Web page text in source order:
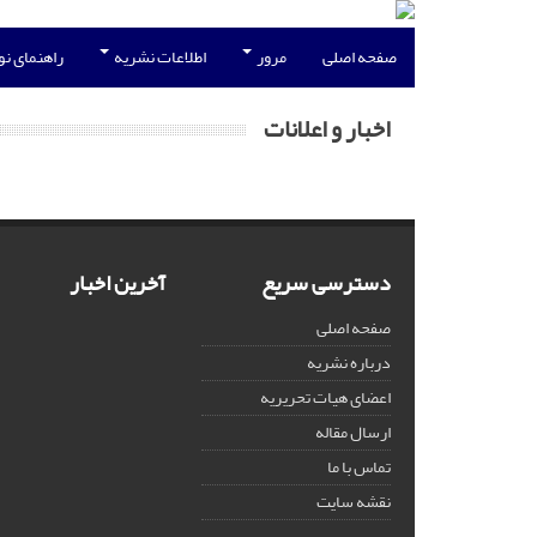
صفحه اصلی مرور اطلاعات نشریه راهنمای
اخبار و اعلانات
دسترسی سریع
صفحه اصلی
درباره نشریه
اعضای هیات تحریریه
ارسال مقاله
تماس با ما
نقشه سایت
آخرین اخبار